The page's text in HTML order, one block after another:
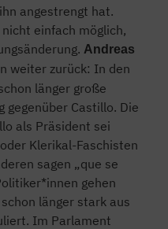
angestrengt hat.
einfach möglich,
Andreas
weiter zurück: In den
länger große
gegenüber Castillo. Die
als Präsident sei
Klerikal-Faschisten
sagen „que se
gehen
länger stark aus
Im Parlament